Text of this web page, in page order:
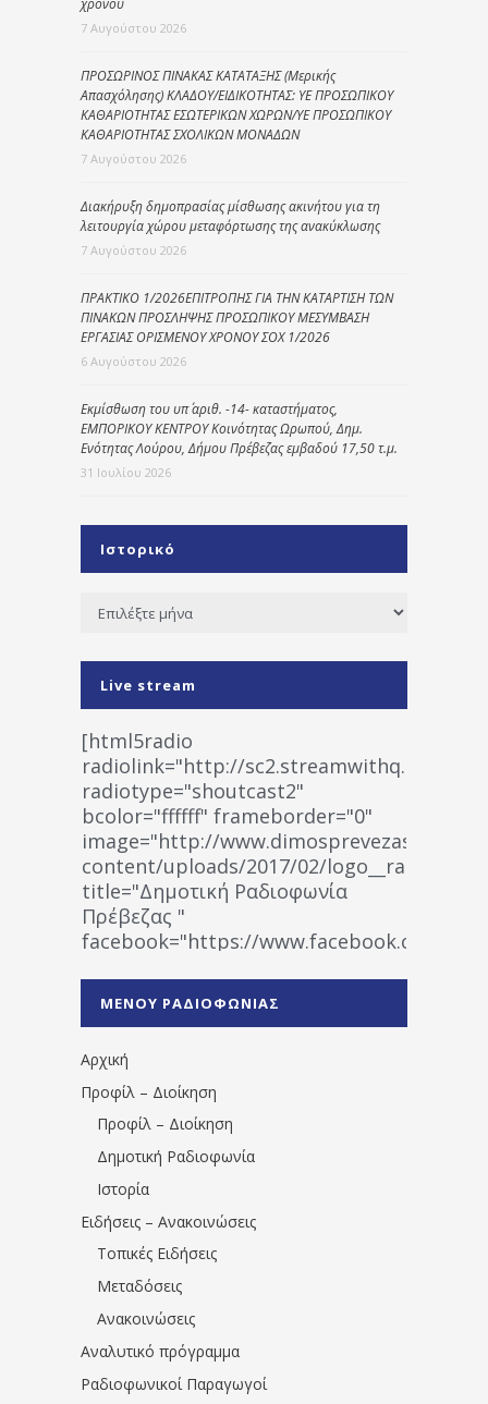
7 Αυγούστου 2026
ΠΡΟΣΩΡΙΝΟΣ ΠΙΝΑΚΑΣ ΚΑΤΑΤΑΞΗΣ (Μερικής
Απασχόλησης) ΚΛΑΔΟΥ/ΕΙΔΙΚΟΤΗΤΑΣ: ΥΕ ΠΡΟΣΩΠΙΚΟΥ
ΚΑΘΑΡΙΟΤΗΤΑΣ ΕΣΩΤΕΡΙΚΩΝ ΧΩΡΩΝ/ΥΕ ΠΡΟΣΩΠΙΚΟΥ
ΚΑΘΑΡΙΟΤΗΤΑΣ ΣΧΟΛΙΚΩΝ ΜΟΝΑΔΩΝ
7 Αυγούστου 2026
Διακήρυξη δημοπρασίας μίσθωσης ακινήτου για τη
λειτουργία χώρου μεταφόρτωσης της ανακύκλωσης
7 Αυγούστου 2026
ΠΡΑΚΤΙΚΟ 1/2026ΕΠΙΤΡΟΠΗΣ ΓΙΑ ΤΗΝ ΚΑΤΑΡΤΙΣΗ ΤΩΝ
ΠΙΝΑΚΩΝ ΠΡΟΣΛΗΨΗΣ ΠΡΟΣΩΠΙΚΟΥ ΜΕΣΥΜΒΑΣΗ
ΕΡΓΑΣΙΑΣ ΟΡΙΣΜΕΝΟΥ ΧΡΟΝΟΥ ΣΟΧ 1/2026
6 Αυγούστου 2026
Εκμίσθωση του υπ΄ αριθ. -14- καταστήματος,
ΕΜΠΟΡΙΚΟΥ ΚΕΝΤΡΟΥ Κοινότητας Ωρωπού, Δημ.
Ενότητας Λούρου, Δήμου Πρέβεζας εμβαδού 17,50 τ.μ.
31 Ιουλίου 2026
Ιστορικό
Ιστορικό
Live stream
[html5radio
radiolink="http://
radiotype="shoutcast2"
bcolor="ffffff" frameborder="0"
image="http://www.dimosprevezas.gr/wp-
content/uploads/2017/02/
title="Δημοτική Ραδιοφωνία
Πρέβεζας "
facebook="https://www.facebook.com/
1531194763766854/" artist="" ]
ΜΕΝΟΥ ΡΑΔΙΟΦΩΝΙΑΣ
Αρχική
Προφίλ – Διοίκηση
Προφίλ – Διοίκηση
Δημοτική Ραδιοφωνία
Ιστορία
Ειδήσεις – Ανακοινώσεις
Τοπικές Ειδήσεις
Μεταδόσεις
Ανακοινώσεις
Αναλυτικό πρόγραμμα
Ραδιοφωνικοί Παραγωγοί